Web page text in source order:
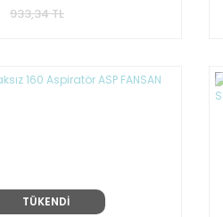
933,34 TL
TÜKENDİ